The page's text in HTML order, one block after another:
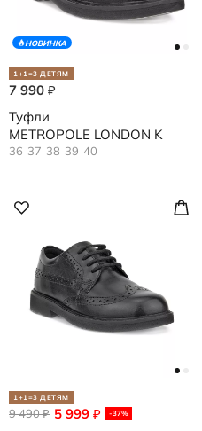
НОВИНКА
1+1=3 ДЕТЯМ
7 990 ₽
Туфли
METROPOLE LONDON K
36 37 38 39 40
1+1=3 ДЕТЯМ
5 999 ₽ -37%
9 490₽